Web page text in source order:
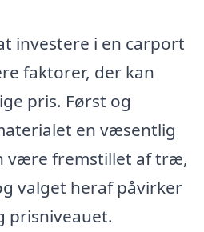
investere i en carport
faktorer, der kan
pris. Først og
en væsentlig
være fremstillet af træ,
valget heraf påvirker
prisniveauet.